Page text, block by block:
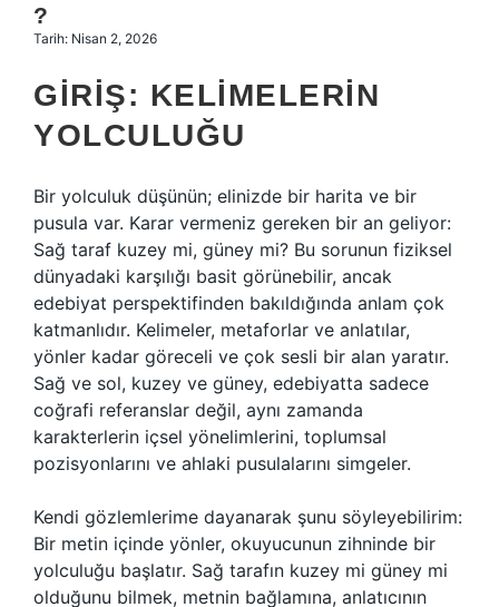
?
Tarih: Nisan 2, 2026
GIRIŞ: KELIMELERIN
YOLCULUĞU
Bir yolculuk düşünün; elinizde bir harita ve bir
pusula var. Karar vermeniz gereken bir an geliyor:
Sağ taraf kuzey mi, güney mi? Bu sorunun fiziksel
dünyadaki karşılığı basit görünebilir, ancak
edebiyat perspektifinden bakıldığında anlam çok
katmanlıdır. Kelimeler, metaforlar ve anlatılar,
yönler kadar göreceli ve çok sesli bir alan yaratır.
Sağ ve sol, kuzey ve güney, edebiyatta sadece
coğrafi referanslar değil, aynı zamanda
karakterlerin içsel yönelimlerini, toplumsal
pozisyonlarını ve ahlaki pusulalarını simgeler.
Kendi gözlemlerime dayanarak şunu söyleyebilirim:
Bir metin içinde yönler, okuyucunun zihninde bir
yolculuğu başlatır. Sağ tarafın kuzey mi güney mi
olduğunu bilmek, metnin bağlamına, anlatıcının